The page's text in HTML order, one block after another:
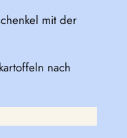
mit der
nach